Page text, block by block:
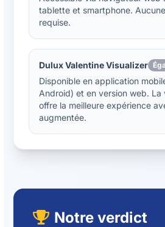
tablette et smartphone.
requise.
Dulux Valentine Visualizer
Disponible en application
Android) et en version web. La
offre la meilleure expérience
augmentée.
Notre verdict